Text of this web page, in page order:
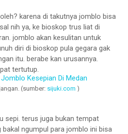
karena di takutnya jomblo bisa
nih ya, ke bioskop trus liat di
jomblo akan kesulitan untuk
diri di bioskop pula gegara gak
itu. berabe kan urusannya.
tertutup.
(sumber: sijuki.com )
sepi. terus juga bukan tempat
ngumpul para jomblo ini bisa